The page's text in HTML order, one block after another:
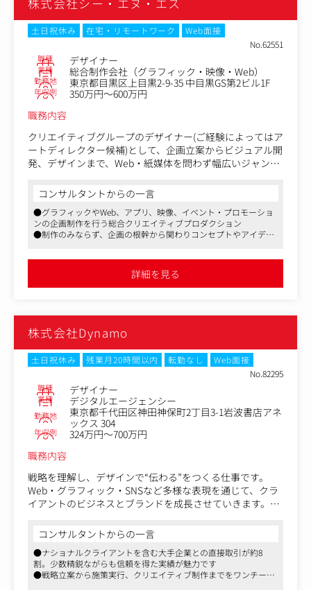
われず自ら領域を広げて課題解決に取り組み続けることが
必要です。こうした事業の拡大を背景に、UI/UXデザイナ
ーとして活躍いただける人材を募集します。
■業務内容
日本を代表する大手企業からスタートアップまで幅広いク
ライアントに対して、デザインパートナーとして並走しな
がら、案件への深い理解とデザインアウトプットを通して
クライアント、ユーザーに価値を提供します。
■具体的な仕事内容
クライアントの事業課題や「なぜやりたいのか」を言語化
定性的かつ定量的なゴール設定
プロダクトロードマップ設計
UIを手段としてブランドと体験を設計
プロトタイプ制作とブラッシュアップ
デザインシステム化し再現性を提供
土日祝休み 在宅・リモートワーク
Web面接
No.62551
職種 デザイナー
業種 総合制作会社（グラフィック・映像・Web）
勤務地 東京都目黒区上目黒2-9-35 中目黒GS第2ビル1F
年収例
350万円～600万円
職務内容
クリエイティブグループのデザイナー(ご経験によってはア
ートディレクター候補)として、企画立案からビジュアル開
発、デザインまで、Web・紙媒体を問わず幅広いジャンル
同社の仕事はあいだに広告会社を挟まない直クライアント
案件も多く、Works例としては映画の公式サイトやイベン
トキービジュアル、地域ブランディングプロジェクト、コ
ーポレートサイトやパンフレットの制作など、多岐に渡り
【このポジションの魅力】
突き詰めることのできる環境があります。
やる気次第でさまざまなことに挑戦できる、枠に囚われな
い自由な社風です。
コンサルタントからの一言
●グラフィックやWeb、アプリ、映像、イベント・プロモーショ
ンの企画制作を行う総合クリエイティブプロダクション
●制作のみならず、企画の根幹から関わりコンセプトやアイデア
の社員に業務が偏らないようタスク管理が徹底されています
詳細を見る
株式会社Dynamo
土日祝休み 残業月20時間以内 転勤なし
Web面接
No.82295
職種 デザイナー
業種 デジタルエージェンシー
勤務地
東京都千代田区神田神保町2丁目3-1岩波書店アネ
ックス 304
年収例
324万円～700万円
職務内容
戦略を理解し、デザインで“伝わる”をつくる仕事です。
Web・グラフィック・SNSなど多様な表現を通じて、クラ
イアントのビジネスとブランドを成長させていきます。
＜具体的には＞
・コーポレートサイト、ブランドサイト、採用サイト、LP
などのWebデザイン制作
・ブランド戦略・マーケティング戦略に基づくクリエイテ
ィブ設計
コンサルタントからの一言
●ナショナルクライアントを含む大手企業との直接取引が約8
割。少数精鋭ながらも信頼を得た実績が魅力です
●戦略立案から施策実行、クリエイティブ制作までをワンチーム